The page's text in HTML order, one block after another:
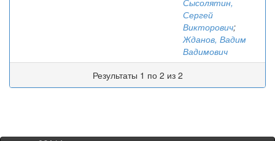
Сысолятин,
Сергей
Викторович;
Жданов, Вадим
Вадимович
Результаты 1 по 2 из 2